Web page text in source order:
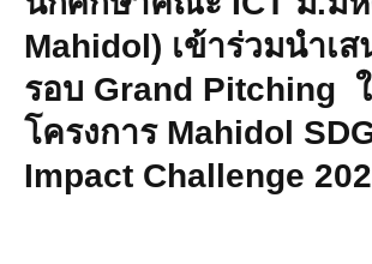
Mahidol) เข้าร่วมนำเ
รอบ Grand Pitching
โครงการ Mahidol
Impact Challenge